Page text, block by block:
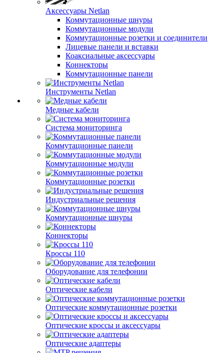
Аксессуары Netlan
Коммутационные шнуры
Коммутационные модули
Коммутационные розетки и соединители
Лицевые панели и вставки
Коаксиальные аксессуары
Коннекторы
Коммутационные панели
Инструменты Netlan
Медные кабели
Система мониторинга
Коммутационные панели
Коммутационные модули
Коммутационные розетки
Индустриальные решения
Коммутационные шнуры
Коннекторы
Кроссы 110
Оборудование для телефонии
Оптические кабели
Оптические коммутационные розетки
Оптические кроссы и аксессуары
Оптические адаптеры